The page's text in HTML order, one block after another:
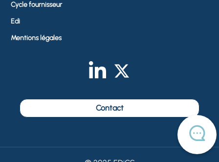
Cycle fournisseur
Edi
Mentions légales
Contact